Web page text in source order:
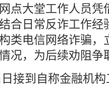
点大堂工作人员凭
合日常反诈工作经
类电信网络诈骗，
况，为后续劝阻争
接到自称金融机